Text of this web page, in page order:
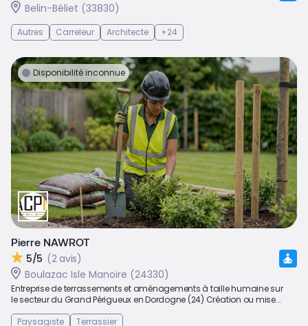
Belin-Béliet (33830)
Autres Carreleur Architecte +24
Disponibilité inconnue
Pierre NAWROT
5/5 (2 avis)
Boulazac Isle Manoire (24330)
Entreprise de terrassements et aménagements à taille humaine sur
le secteur du Grand Périgueux en Dordogne (24) Création ou mise...
Paysagiste
Terrassier